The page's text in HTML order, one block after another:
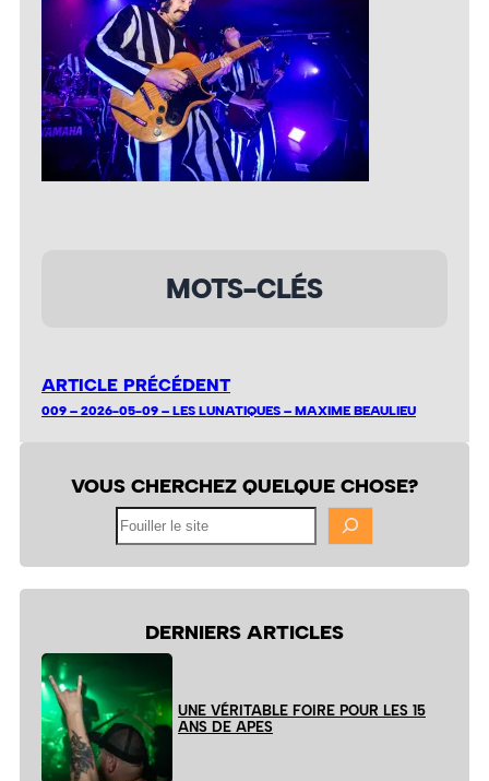
MOTS-CLÉS
ARTICLE PRÉCÉDENT
009 – 2026-05-09 – LES LUNATIQUES – MAXIME BEAULIEU
VOUS CHERCHEZ QUELQUE CHOSE?
DERNIERS ARTICLES
UNE VÉRITABLE FOIRE POUR LES 15
ANS DE APES